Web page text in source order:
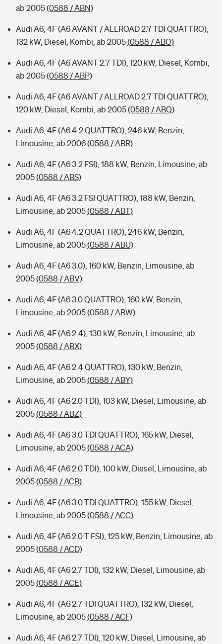
ab 2005(0588 / ABN)
Audi A6, 4F (A6 AVANT / ALLROAD 2.7 TDI QUATTRO),
132 kW, Diesel, Kombi, ab 2005(0588 / ABO)
Audi A6, 4F (A6 AVANT 2.7 TDI), 120 kW, Diesel, Kombi,
ab 2005(0588 / ABP)
Audi A6, 4F (A6 AVANT / ALLROAD 2.7 TDI QUATTRO),
120 kW, Diesel, Kombi, ab 2005(0588 / ABQ)
Audi A6, 4F (A6 4.2 QUATTRO), 246 kW, Benzin,
Limousine, ab 2006(0588 / ABR)
Audi A6, 4F (A6 3.2 FSI), 188 kW, Benzin, Limousine, ab
2005(0588 / ABS)
Audi A6, 4F (A6 3.2 FSI QUATTRO), 188 kW, Benzin,
Limousine, ab 2005(0588 / ABT)
Audi A6, 4F (A6 4.2 QUATTRO), 246 kW, Benzin,
Limousine, ab 2005(0588 / ABU)
Audi A6, 4F (A6 3.0), 160 kW, Benzin, Limousine, ab
2005(0588 / ABV)
Audi A6, 4F (A6 3.0 QUATTRO), 160 kW, Benzin,
Limousine, ab 2005(0588 / ABW)
Audi A6, 4F (A6 2.4), 130 kW, Benzin, Limousine, ab
2005(0588 / ABX)
Audi A6, 4F (A6 2.4 QUATTRO), 130 kW, Benzin,
Limousine, ab 2005(0588 / ABY)
Audi A6, 4F (A6 2.0 TDI), 103 kW, Diesel, Limousine, ab
2005(0588 / ABZ)
Audi A6, 4F (A6 3.0 TDI QUATTRO), 165 kW, Diesel,
Limousine, ab 2005(0588 / ACA)
Audi A6, 4F (A6 2.0 TDI), 100 kW, Diesel, Limousine, ab
2005(0588 / ACB)
Audi A6, 4F (A6 3.0 TDI QUATTRO), 155 kW, Diesel,
Limousine, ab 2005(0588 / ACC)
Audi A6, 4F (A6 2.0 T FSI), 125 kW, Benzin, Limousine, ab
2005(0588 / ACD)
Audi A6, 4F (A6 2.7 TDI), 132 kW, Diesel, Limousine, ab
2005(0588 / ACE)
Audi A6, 4F (A6 2.7 TDI QUATTRO), 132 kW, Diesel,
Limousine, ab 2005(0588 / ACF)
Audi A6, 4F (A6 2.7 TDI), 120 kW, Diesel, Limousine, ab